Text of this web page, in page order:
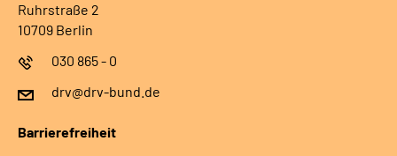
Ruhrstraße 2
10709 Berlin
030 865 - 0
drv@drv-bund.de
Barrierefreiheit